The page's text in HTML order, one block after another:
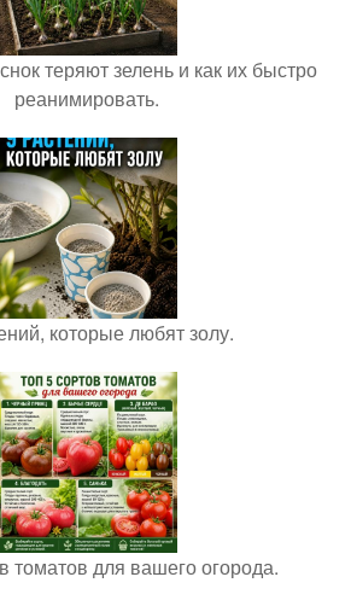
теряют зелень и как их быстро
реанимировать.
которые любят золу.
томатов для вашего огорода.